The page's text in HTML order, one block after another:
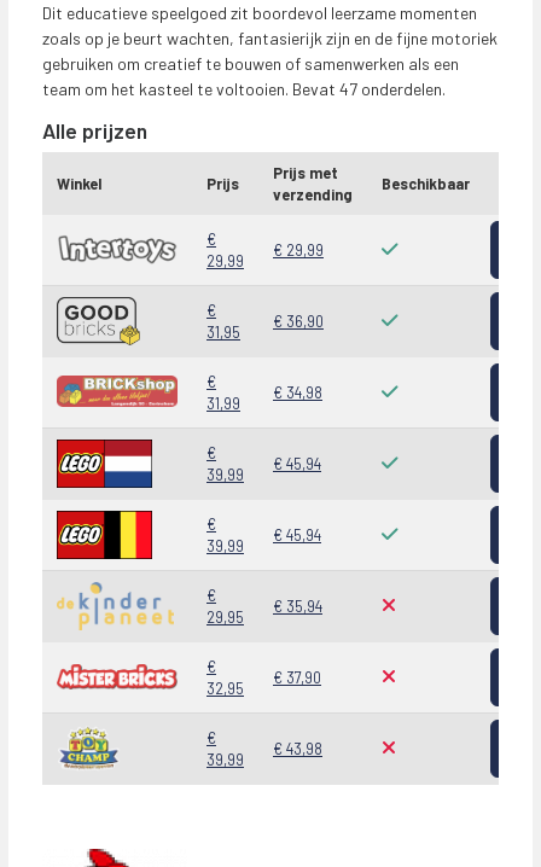
Dit educatieve speelgoed zit boordevol leerzame momenten
zoals op je beurt wachten, fantasierijk zijn en de fijne motoriek
gebruiken om creatief te bouwen of samenwerken als een
team om het kasteel te voltooien. Bevat 47 onderdelen.
Alle prijzen
Winkel Prijs
Prijs met
verzending
Beschikbaar
€
29,99
€ 29,99
€
31,95
€ 36,90
€
31,99
€ 34,98
€
39,99
€ 45,94
€
39,99
€ 45,94
€
29,95
€ 35,94
€
32,95
€ 37,90
€
39,99
€ 43,98